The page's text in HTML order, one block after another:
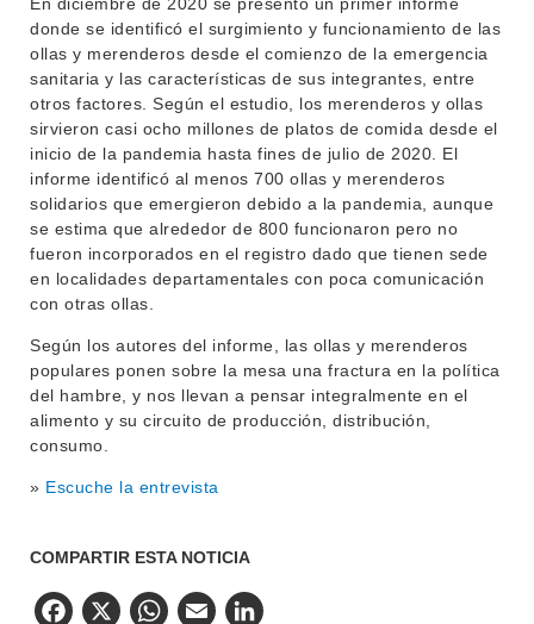
CONTACTO
donde se identificó el surgimiento y funcionamiento de las
ollas y merenderos desde el comienzo de la emergencia
sanitaria y las características de sus integrantes, entre
otros factores. Según el estudio, los merenderos y ollas
sirvieron casi ocho millones de platos de comida desde el
inicio de la pandemia hasta fines de julio de 2020. El
informe identificó al menos 700 ollas y merenderos
solidarios que emergieron debido a la pandemia, aunque
se estima que alrededor de 800 funcionaron pero no
fueron incorporados en el registro dado que tienen sede
en localidades departamentales con poca comunicación
con otras ollas.
Según los autores del informe, las ollas y merenderos
populares ponen sobre la mesa una fractura en la política
del hambre, y nos llevan a pensar integralmente en el
alimento y su circuito de producción, distribución,
consumo.
» Escuche la entrevista
COMPARTIR ESTA NOTICIA
Facebook
X WhatsApp
Email